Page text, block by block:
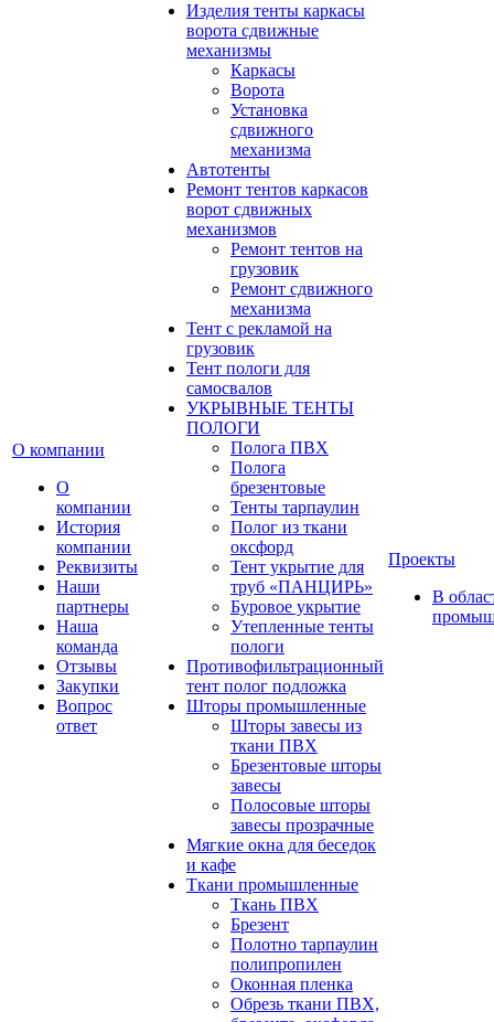
О компании
О
компании
История
компании
Реквизиты
Наши
партнеры
Наша
команда
Отзывы
Закупки
Вопрос
ответ
Изделия тенты каркасы
ворота сдвижные
механизмы
Каркасы
Ворота
Установка
сдвижного
механизма
Автотенты
Ремонт тентов каркасов
ворот сдвижных
механизмов
Ремонт тентов на
грузовик
Ремонт сдвижного
механизма
Тент с рекламой на
грузовик
Тент пологи для
самосвалов
УКРЫВНЫЕ ТЕНТЫ
ПОЛОГИ
Полога ПВХ
Полога
брезентовые
Тенты тарпаулин
Полог из ткани
оксфорд
Тент укрытие для
труб «ПАНЦИРЬ»
Буровое укрытие
Утепленные тенты
пологи
Противофильтрационный
тент полог подложка
Шторы промышленные
Шторы завесы из
ткани ПВХ
Брезентовые шторы
завесы
Полосовые шторы
завесы прозрачные
Мягкие окна для беседок
и кафе
Ткани промышленные
Ткань ПВХ
Брезент
Полотно тарпаулин
полипропилен
Оконная пленка
Обрезь ткани ПВХ,
Проекты
В